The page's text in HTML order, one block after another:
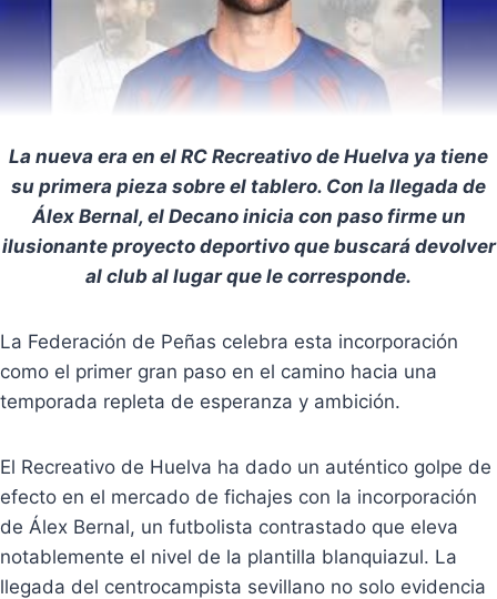
La nueva era en el RC Recreativo de Huelva ya tiene
su primera pieza sobre el tablero. Con la llegada de
Álex Bernal, el Decano inicia con paso firme un
ilusionante proyecto deportivo que buscará devolver
al club al lugar que le corresponde.
La Federación de Peñas celebra esta incorporación
como el primer gran paso en el camino hacia una
temporada repleta de esperanza y ambición.
El Recreativo de Huelva ha dado un auténtico golpe de
efecto en el mercado de fichajes con la incorporación
de Álex Bernal, un futbolista contrastado que eleva
notablemente el nivel de la plantilla blanquiazul. La
llegada del centrocampista sevillano no solo evidencia